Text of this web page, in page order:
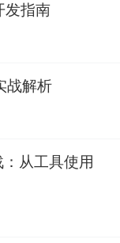
发指南
战解析
从工具使用